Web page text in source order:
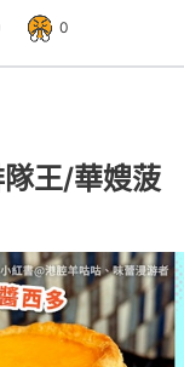
0
王/華嫂菠